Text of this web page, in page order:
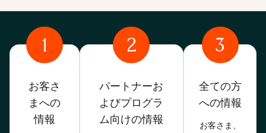
1
お客さ
まへの
情報
2
パートナーお
よびプログラ
ム向けの情報
3
全ての方
への情報
お客さま、